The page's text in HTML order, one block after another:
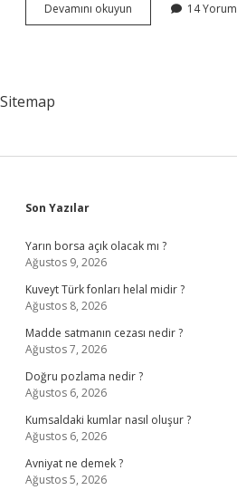
Devamını okuyun
Böreği
14 Yorum
Sitemap
Sidebar
Son Yazılar
Yarın borsa açık olacak mı ?
Ağustos 9, 2026
Kuveyt Türk fonları helal midir ?
Ağustos 8, 2026
Madde satmanın cezası nedir ?
Ağustos 7, 2026
Doğru pozlama nedir ?
Ağustos 6, 2026
Kumsaldaki kumlar nasıl oluşur ?
Ağustos 6, 2026
Avniyat ne demek ?
Ağustos 5, 2026